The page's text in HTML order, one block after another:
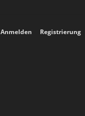
Anmelden Registrierung